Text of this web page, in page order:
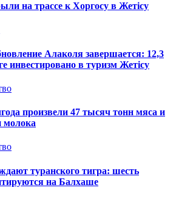
на трассе к Хоргосу в Жетісу
Алаколя завершается: 12,3
инвестировано в туризм Жетісу
произвели 47 тысяч тонн мяса и
молока
туранского тигра: шесть
на Балхаше